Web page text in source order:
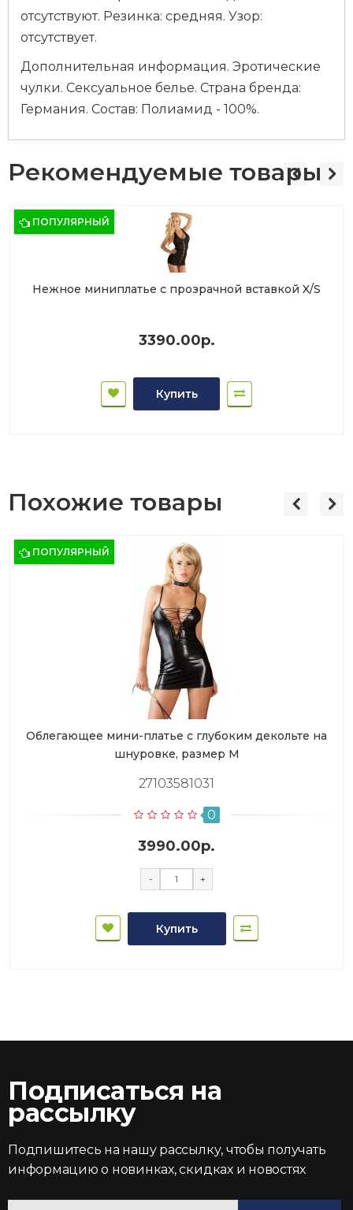
отсутствуют. Резинка: средняя. Узор:
отсутствует.
Дополнительная информация. Эротические
чулки. Сексуальное белье. Страна бренда:
Германия. Состав: Полиамид - 100%.
Рекомендуемые товары
ПОПУЛЯРНЫЙ
Нежное миниплатье с прозрачной вставкой X/S
3390.00р.
Купить
Похожие товары
ПОПУЛЯРНЫЙ
Облегающее мини-платье с глубоким декольте на
шнуровке, размер M
27103581031
0
3990.00р.
- +
Купить
Подписаться на
рассылку
Подпишитесь на нашу рассылку, чтобы получать
информацию о новинках, скидках и новостях